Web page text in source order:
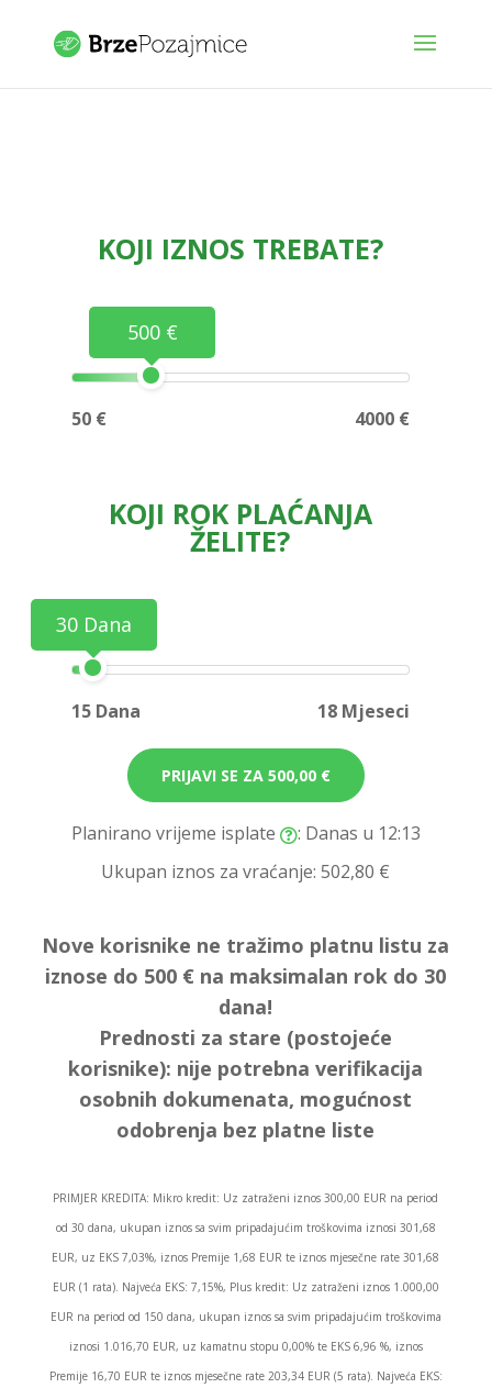
KOJI IZNOS TREBATE?
500 €
50 € 4000 €
KOJI ROK PLAĆANJA
ŽELITE?
30 Dana
15 Dana 18 Mjeseci
PRIJAVI SE ZA 500,00 €
Planirano vrijeme isplate
: Danas u 12:13
Ukupan iznos za vraćanje:502,80 €
Nove korisnike ne tražimo platnu listu za
iznose do 500 € na maksimalan rok do 30
dana!
Prednosti za stare (postojeće
korisnike): nije potrebna verifikacija
osobnih dokumenata, mogućnost
odobrenja bez platne liste
PRIMJER KREDITA: Mikro kredit: Uz zatraženi iznos 300,00 EUR na period
od 30 dana, ukupan iznos sa svim pripadajućim troškovima iznosi 301,68
EUR, uz EKS 7,03%, iznos Premije 1,68 EUR te iznos mjesečne rate 301,68
EUR (1 rata). Najveća EKS: 7,15%, Plus kredit: Uz zatraženi iznos 1.000,00
EUR na period od 150 dana, ukupan iznos sa svim pripadajućim troškovima
iznosi 1.016,70 EUR, uz kamatnu stopu 0,00% te EKS 6,96 %, iznos
Premije 16,70 EUR te iznos mjesečne rate 203,34 EUR (5 rata). Najveća EKS: